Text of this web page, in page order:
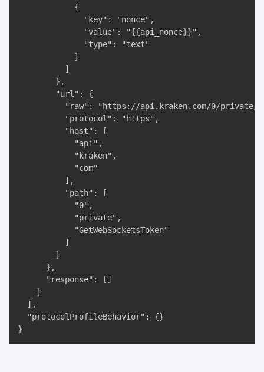
            {
              "key": "nonce",
              "value": "{{api_nonce}}",
              "type": "text"
            }
          ]
        },
        "url": {
"raw": "https://api.kraken.com/0/private/
          "protocol": "https",
          "host": [
            "api",
            "kraken",
            "com"
          ],
          "path": [
            "0",
            "private",
            "GetWebSocketsToken"
          ]
        }
      },
      "response": []
    }
  ],
  "protocolProfileBehavior": {}
}